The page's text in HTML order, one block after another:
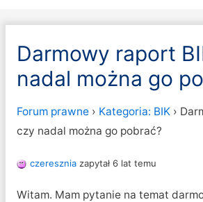
Darmowy raport
nadal można go
Forum prawne› Kategoria: BIK›
czy nadal można go pobrać?
czereszniazapytał 6 lat temu
Witam. Mam pytanie na temat